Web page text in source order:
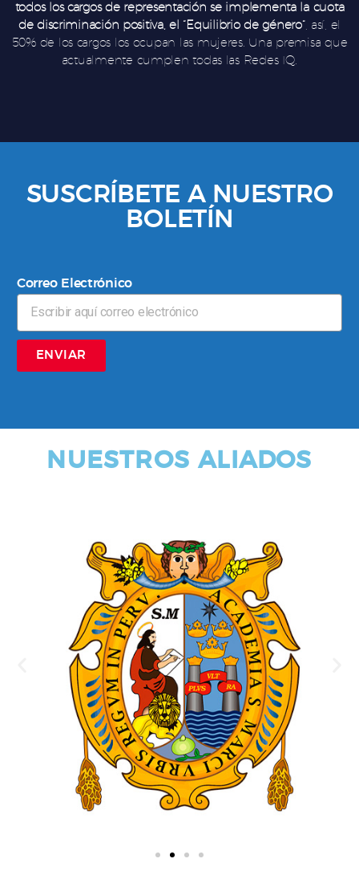
todos los cargos de representación se implementa la cuota
de discriminación positiva, el “Equilibrio de género”, así, el
50% de los cargos los ocupan las mujeres. Una premisa que
actualmente cumplen todas las Redes IQ.
SUSCRÍBETE A NUESTRO
BOLETÍN
Correo Electrónico
ENVIAR
NUESTROS ALIADOS